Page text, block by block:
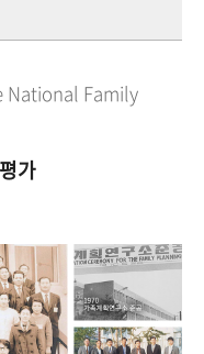
National Family
가